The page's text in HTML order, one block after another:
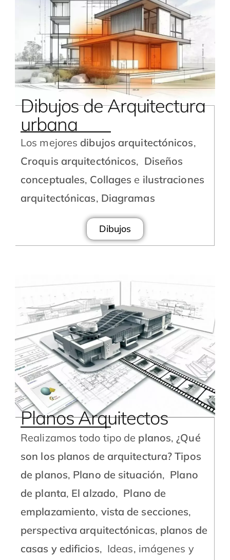
Dibujos de Arquitectura
urbana
Los mejores dibujos arquitectónicos,
Croquis arquitectónicos, Diseños
conceptuales, Collages e ilustraciones
arquitectónicas, Diagramas
Dibujos
Planos Arquitectos
Realizamos todo tipo de planos, ¿Qué
son los planos de arquitectura? Tipos
de planos, Plano de situación, Plano
de planta, El alzado, Plano de
emplazamiento, vista de secciones,
perspectiva arquitectónicas, planos de
casas y edificios, Ideas, imágenes y